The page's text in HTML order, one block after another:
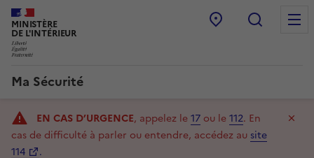
MINISTÈRE
DE L'INTÉRIEUR
Point d’accueil
Ma Sécurité
principaleEN CAS D’URGENCE, appelez le17 ou le112. En
cas de difficulté à parler ou entendre, accédez au site
114
.